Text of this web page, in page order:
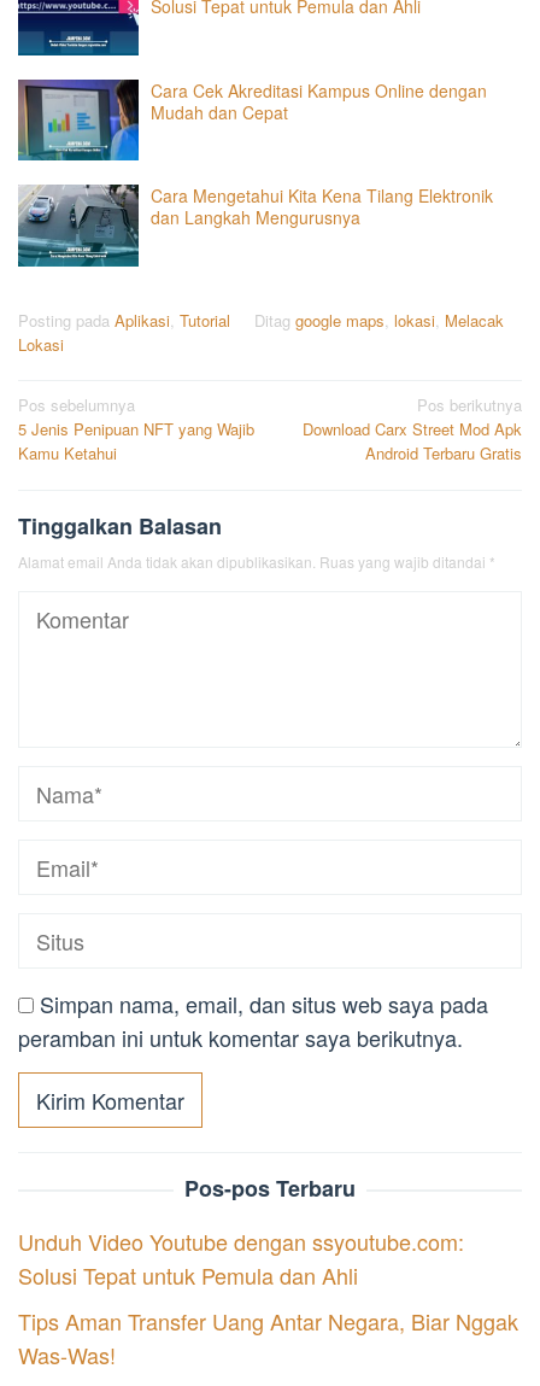
Solusi Tepat untuk Pemula dan Ahli
Cara Cek Akreditasi Kampus Online dengan
Mudah dan Cepat
Cara Mengetahui Kita Kena Tilang Elektronik
dan Langkah Mengurusnya
Posting pada Aplikasi Tutorial Ditag google maps lokasi Melacak
Lokasi
Navigasi
pos
Pos sebelumnya
5 Jenis Penipuan NFT yang Wajib
Kamu Ketahui
Pos berikutnya
Download Carx Street Mod Apk
Android Terbaru Gratis
Tinggalkan Balasan
Alamat email Anda tidak akan dipublikasikan. Ruas yang wajib ditandai *
Simpan nama, email, dan situs web saya pada
peramban ini untuk komentar saya berikutnya.
Pos-pos Terbaru
Unduh Video Youtube dengan ssyoutube.com:
Solusi Tepat untuk Pemula dan Ahli
Tips Aman Transfer Uang Antar Negara, Biar Nggak
Was-Was!